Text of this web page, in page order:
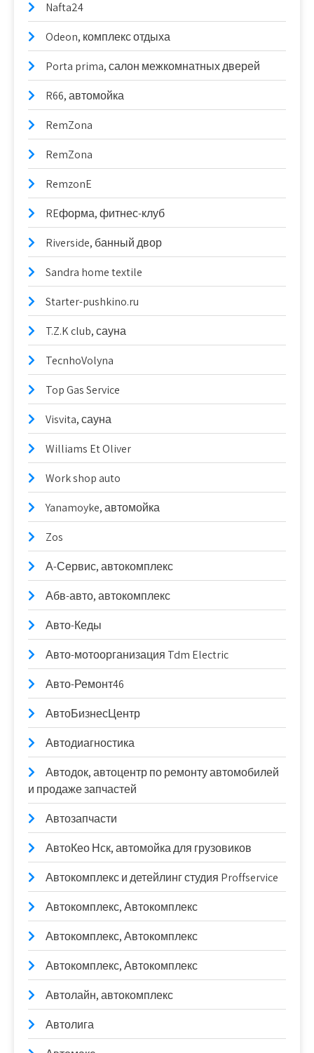
Nafta24
Odeon, комплекс отдыха
Porta prima, салон межкомнатных дверей
R66, автомойка
RemZona
RemZona
RemzonE
REформа, фитнес-клуб
Riverside, банный двор
Sandra home textile
Starter-pushkino.ru
T.Z.K club, сауна
TecnhoVolyna
Top Gas Service
Visvita, сауна
Williams Et Oliver
Work shop auto
Yanamoyke, автомойка
Zos
А-Сервис, автокомплекс
Абв-авто, автокомплекс
Авто-Кеды
Авто-мотоорганизация Tdm Electric
Авто-Ремонт46
АвтоБизнесЦентр
Автодиагностика
Автодок, автоцентр по ремонту автомобилей
и продаже запчастей
Автозапчасти
АвтоКео Нск, автомойка для грузовиков
Автокомплекс и детейлинг студия Proffservice
Автокомплекс, Автокомплекс
Автокомплекс, Автокомплекс
Автокомплекс, Автокомплекс
Автолайн, автокомплекс
Автолига